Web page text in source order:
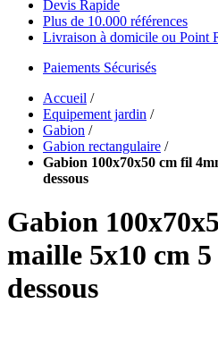
Devis Rapide
Plus de 10.000 références
Livraison à domicile ou Point
Paiements Sécurisés
Accueil /
Equipement jardin /
Gabion /
Gabion rectangulaire /
Gabion 100x70x50 cm fil
dessous
Gabion
maille 5x10 cm 5
dessous